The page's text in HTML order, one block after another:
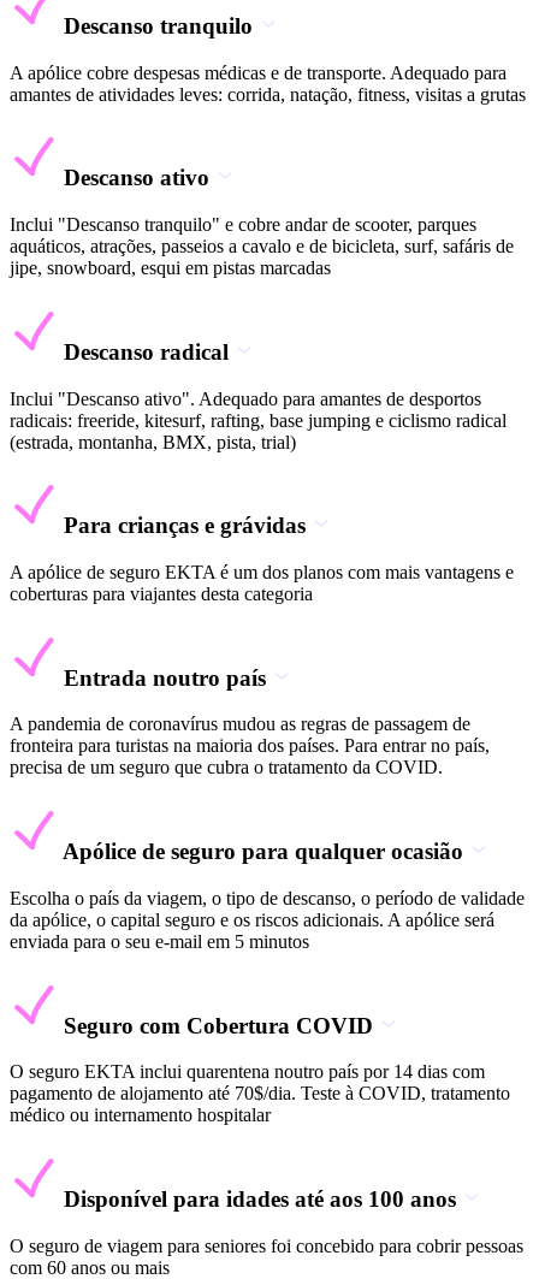
Descanso tranquilo
A apólice cobre despesas médicas e de transporte. Adequado para
amantes de atividades leves: corrida, natação, fitness, visitas a grutas
Descanso ativo
Inclui "Descanso tranquilo" e cobre andar de scooter, parques
aquáticos, atrações, passeios a cavalo e de bicicleta, surf, safáris de
jipe, snowboard, esqui em pistas marcadas
Descanso radical
Inclui "Descanso ativo". Adequado para amantes de desportos
radicais: freeride, kitesurf, rafting, base jumping e ciclismo radical
(estrada, montanha, BMX, pista, trial)
Para crianças e grávidas
A apólice de seguro EKTA é um dos planos com mais vantagens e
coberturas para viajantes desta categoria
Entrada noutro país
A pandemia de coronavírus mudou as regras de passagem de
fronteira para turistas na maioria dos países. Para entrar no país,
precisa de um seguro que cubra o tratamento da COVID.
Apólice de seguro para qualquer ocasião
Escolha o país da viagem, o tipo de descanso, o período de validade
da apólice, o capital seguro e os riscos adicionais. A apólice será
enviada para o seu e-mail em 5 minutos
Seguro com Cobertura COVID
O seguro EKTA inclui quarentena noutro país por 14 dias com
pagamento de alojamento até 70$/dia. Teste à COVID, tratamento
médico ou internamento hospitalar
Disponível para idades até aos 100 anos
O seguro de viagem para seniores foi concebido para cobrir pessoas
com 60 anos ou mais